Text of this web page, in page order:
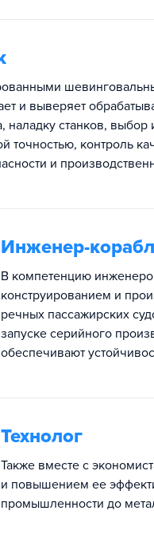
и выверяет
наладку станков,
точностью, контроль
и
Инженер-
В компетенцию
конструированием и
речных пассажирских
запуске серийного
обеспечивают
Технолог
Также вместе с
и повышением ее
промышленности до